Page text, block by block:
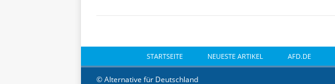
STARTSEITE NEUESTE ARTIKEL AFD.DE
© Alternative für Deutschland